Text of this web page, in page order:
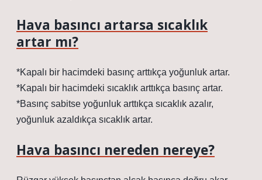
Hava basıncı artarsa sıcaklık
artar mı?
*Kapalı bir hacimdeki basınç arttıkça yoğunluk artar.
*Kapalı bir hacimdeki sıcaklık arttıkça basınç artar.
*Basınç sabitse yoğunluk arttıkça sıcaklık azalır,
yoğunluk azaldıkça sıcaklık artar.
Hava basıncı nereden nereye?